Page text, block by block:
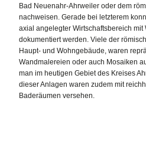
Bad Neuenahr-Ahrweiler oder dem
nachweisen. Gerade bei letzterem
axial angelegter Wirtschaftsbereich
dokumentiert werden. Viele der
Haupt- und Wohngebäude, waren
Wandmalereien oder auch Mosaiken
man im heutigen Gebiet des Kreises
dieser Anlagen waren zudem mit
Baderäumen versehen.